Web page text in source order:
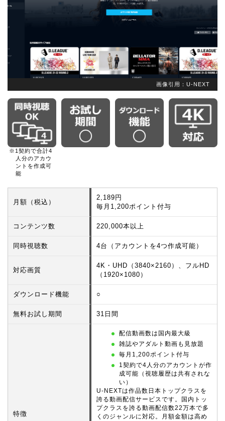
画像引用：U-NEXT
※1契約で合計4
人分のアカウ
ントを作成可
能
月額（税込）
2,189円
毎月1,200ポイント付与
コンテンツ数 220,000本以上
同時視聴数 4台（アカウントを4つ作成可能）
対応画質
4K・UHD（3840×2160）、フルHD
（1920×1080）
ダウンロード機能 ○
無料お試し期間 31日間
特徴
配信動画数は国内最大級
雑誌やアダルト動画も見放題
毎月1,200ポイント付与
1契約で4人分のアカウントが作
成可能（視聴履歴は共有されな
い）
U-NEXTは作品数日本トップクラスを
誇る動画配信サービスです。国内トッ
プクラスを誇る動画配信数22万本で多
くのジャンルに対応。月額金額は高め